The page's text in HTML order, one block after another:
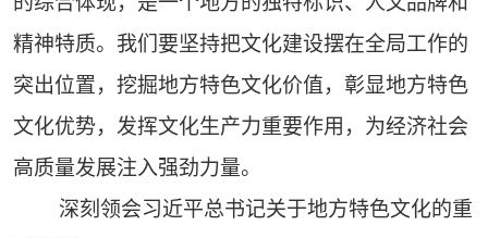
精神特质。我们要坚持把文化建设摆在全局工作的
突出位置，挖掘地方特色文化价值，彰显地方特色
文化优势，发挥文化生产力重要作用，为经济社会
高质量发展注入强劲力量。
深刻领会习近平总书记关于地方特色文化的重